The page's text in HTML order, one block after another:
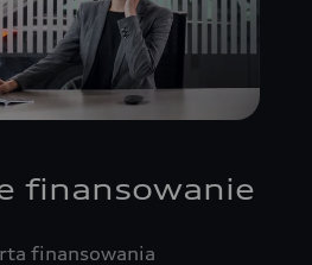
finansowanie
finansowania